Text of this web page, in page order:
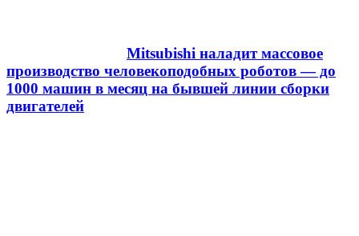
Mitsubishi наладит массовое
производство человекоподобных роботов — до
1000 машин в месяц на бывшей линии сборки
двигателей